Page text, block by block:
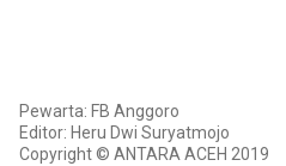
Pewarta: FB Anggoro
Editor: Heru Dwi Suryatmojo
Copyright © ANTARA ACEH 2019